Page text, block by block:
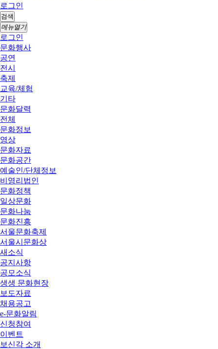
로그인
검색
메뉴열기
로그인
문화행사
공연
전시
축제
교육/체험
기타
문화달력
전체
문화정보
영상
문화자료
문화공간
예술인/단체정보
비영리법인
문화정책
일상문화
문화나눔
문화진흥
서울문화축제
서울시문화상
새소식
공지사항
공모소식
생생 문화현장
보도자료
채용공고
e-문화알림
신청참여
이벤트
보신각 소개